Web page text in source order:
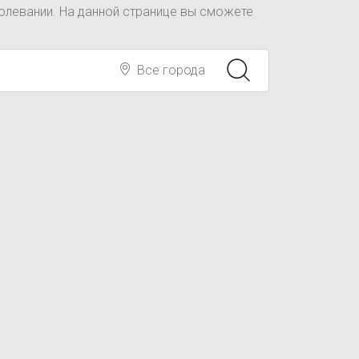
На данной странице вы сможете
Все города